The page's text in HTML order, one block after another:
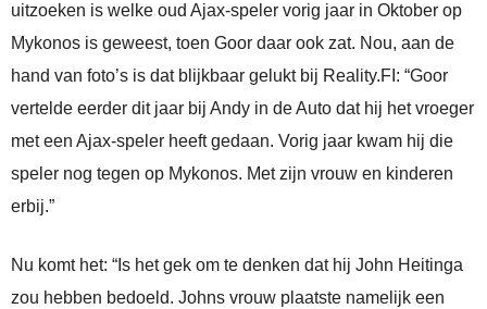
uitzoeken is welke oud Ajax-speler vorig jaar in Oktober op
Mykonos is geweest, toen Goor daar ook zat. Nou, aan de
hand van foto’s is dat blijkbaar gelukt bij Reality.FI: “Goor
vertelde eerder dit jaar bij Andy in de Auto dat hij het vroeger
met een Ajax-speler heeft gedaan. Vorig jaar kwam hij die
speler nog tegen op Mykonos. Met zijn vrouw en kinderen
erbij.”
Nu komt het: “Is het gek om te denken dat hij John Heitinga
zou hebben bedoeld. Johns vrouw plaatste namelijk een